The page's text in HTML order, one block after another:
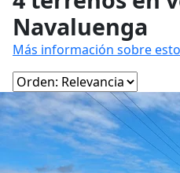
Navaluenga
Más información sobre